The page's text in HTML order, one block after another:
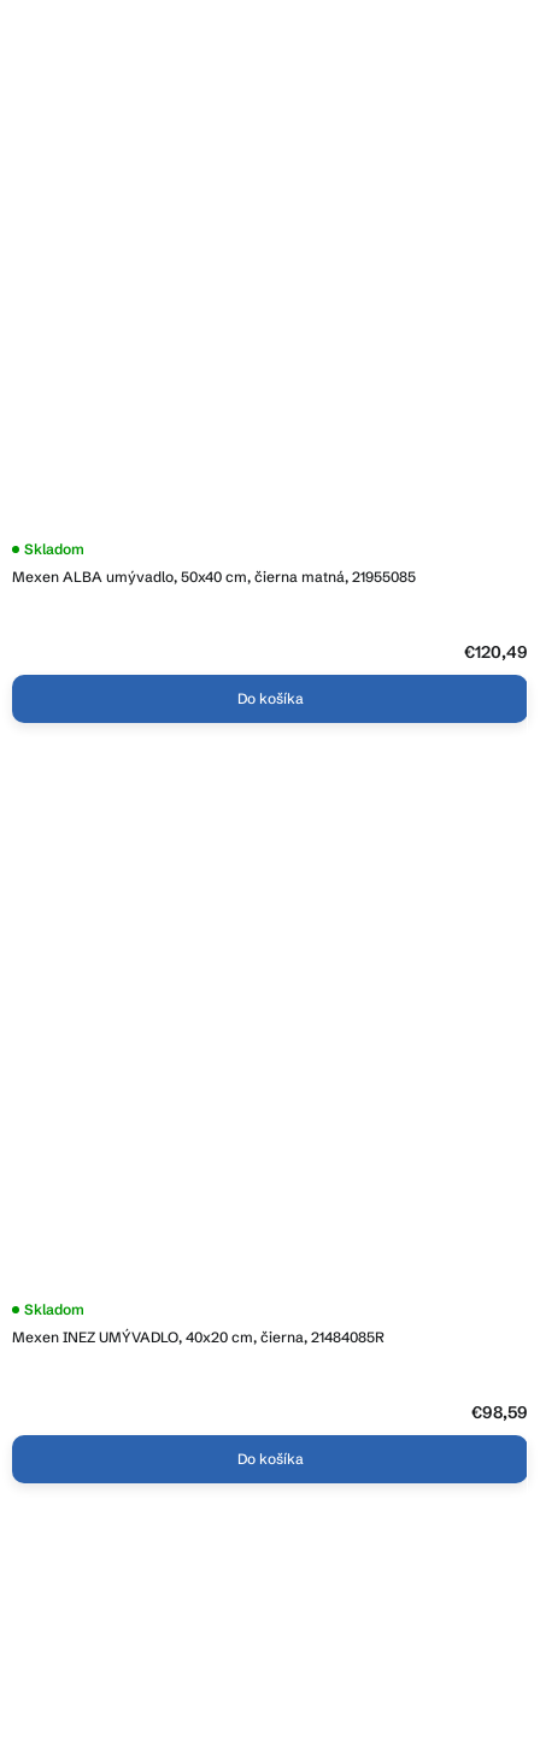
Mexen ALBA umývadlo, 50x40 cm, čierna matná, 21955085
Skladom
€120,49
Do košíka
Mexen INEZ UMÝVADLO, 40x20 cm, čierna, 21484085R
Skladom
€98,59
Do košíka